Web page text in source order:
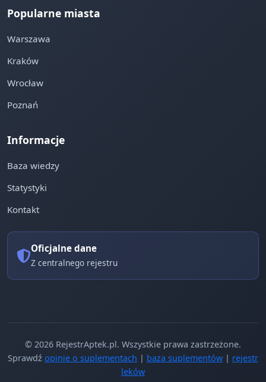
Popularne miasta
Warszawa
Kraków
Wrocław
Poznań
Informacje
Baza wiedzy
Statystyki
Kontakt
Oficjalne dane
Z centralnego rejestru
© 2026 RejestrAptek.pl. Wszystkie prawa zastrzeżone.
Sprawdź opinie o suplementach | baza suplementów | rejestr
leków